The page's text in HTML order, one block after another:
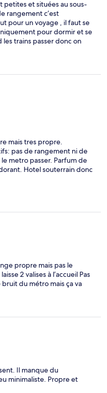
petites et situées au sous-
rangement c’est
pour un voyage , il faut se
pour dormir et se
trains passer donc on
mais tres propre.
pas de rangement ni de
metro passer. Parfum de
Hotel souterrain donc
propre mais pas le
2 valises à l’accueil Pas
du métro mais ça va
Il manque du
minimaliste. Propre et